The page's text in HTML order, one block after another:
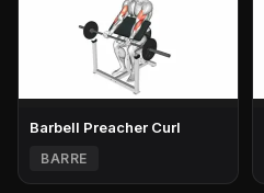
Barbell Preacher Curl
BARRE